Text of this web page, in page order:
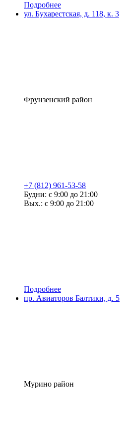
Подробнее
ул. Бухарестская, д. 118, к. 3
Фрунзенский район
+7 (812) 961-53-58
Будни: с 9:00 до 21:00
Вых.: с 9:00 до 21:00
Подробнее
пр. Авиаторов Балтики, д. 5
Мурино район